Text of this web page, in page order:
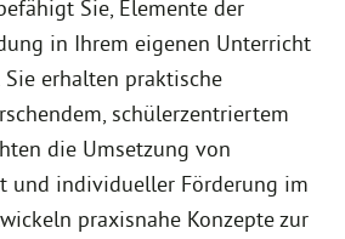
Sie, Elemente der
in Ihrem eigenen Unterricht
erhalten praktische
schülerzentriertem
die Umsetzung von
und individueller Förderung im
praxisnahe Konzepte zur